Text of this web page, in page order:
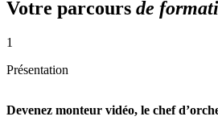
Votre parcours de
1
Présentation
Devenez monteur vidéo, le chef